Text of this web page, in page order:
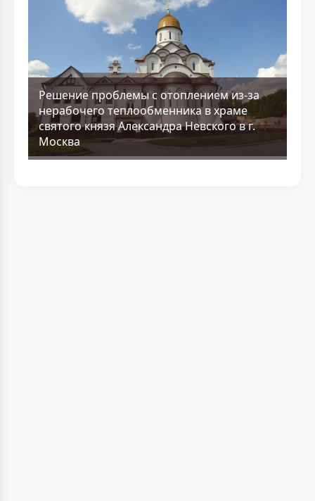
Решение проблемы с отоплением из-за
нерабочего теплообменника в храме
святого князя Александра Невского в г.
Москва